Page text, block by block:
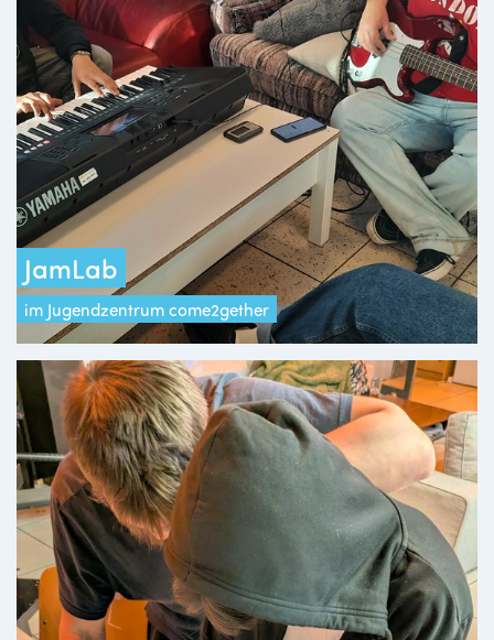
JamLab
im Jugendzentrum come2gether